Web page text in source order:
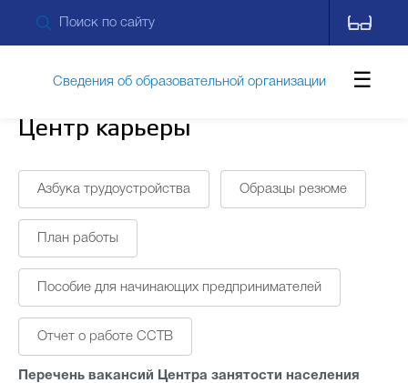
Центр карьеры
Азбука трудоустройства Образцы резюме
План работы
Пособие для начинающих предпринимателей
Отчет о работе ССТВ
Перечень вакансий Центра занятости населения
Сведения об образовательной организации
Контакты